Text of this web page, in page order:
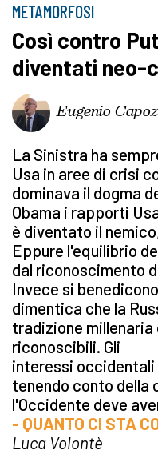
METAMORFOSI
Così contro
diventati neo-
Eugenio
La Sinistra ha
Usa in aree di crisi
dominava il dogma
Obama i rapporti
è diventato il
Eppure l'equilibrio
dal riconoscimento
Invece si
dimentica che la
tradizione
riconoscibili. Gli
interessi
tenendo conto
l'Occidente deve
- QUANTO CI STA
Luca Volontè